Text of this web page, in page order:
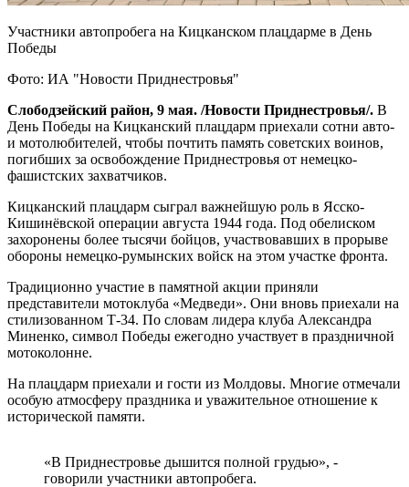
Участники автопробега на Кицканском плацдарме в День
Победы
Фото: ИА "Новости Приднестровья"
Слободзейский район, 9 мая. /Новости Приднестровья/. В
День Победы на Кицканский плацдарм приехали сотни авто-
и мотолюбителей, чтобы почтить память советских воинов,
погибших за освобождение Приднестровья от немецко-
фашистских захватчиков.
Кицканский плацдарм сыграл важнейшую роль в Ясско-
Кишинёвской операции августа 1944 года. Под обелиском
захоронены более тысячи бойцов, участвовавших в прорыве
обороны немецко-румынских войск на этом участке фронта.
Традиционно участие в памятной акции приняли
представители мотоклуба «Медведи». Они вновь приехали на
стилизованном Т-34. По словам лидера клуба Александра
Миненко, символ Победы ежегодно участвует в праздничной
мотоколонне.
На плацдарм приехали и гости из Молдовы. Многие отмечали
особую атмосферу праздника и уважительное отношение к
исторической памяти.
«В Приднестровье дышится полной грудью», -
говорили участники автопробега.